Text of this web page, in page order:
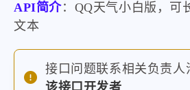
API简介：QQ天气小白版，可
文本
接口问题联系相关负责人
该接口开发者